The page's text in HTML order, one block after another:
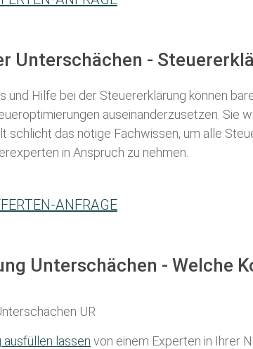
Unterschächen -
und Hilfe bei der Steuererklärung können
auseinanderzusetzen. Sie
schlicht das nötige Fachwissen, um alle
in Anspruch zu nehmen.
ANFRAGE
Unterschächen - Welche
lassen von einem Experten in Ihrer